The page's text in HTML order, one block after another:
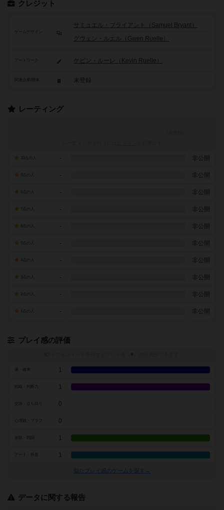
クレジット
ゲームデザイン
サミュエル・ブライアント（Samuel Bryant）
グウェン・ルエル（Gwen Ruelle）
アートワーク ケビン・ルーレ（Kevin Ruelle）
未登録
レーティング
- 非公開
- 非公開
- 非公開
7点の人 - 非公開
- 非公開
- 非公開
- 非公開
- 非公開
- 非公開
- 非公開
プレイ感の評価
※
1
戦略・判断力 1
0
0
1
アート・外見 1
似たプレイ感のゲームを探す→
データに関する報告